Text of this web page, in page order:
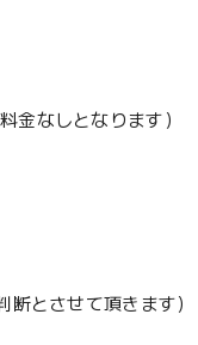
金なしとなります）
とさせて頂きます）